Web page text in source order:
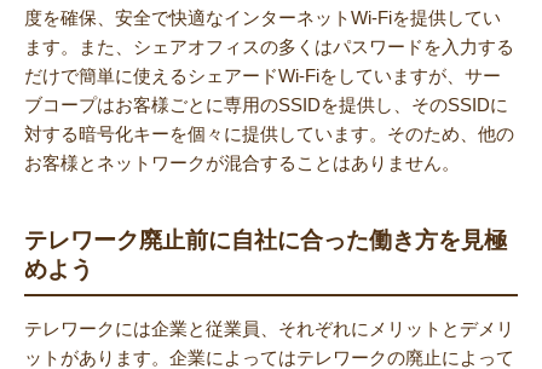
度を確保、安全で快適なインターネットWi-Fiを提供してい
ます。また、シェアオフィスの多くはパスワードを入力する
だけで簡単に使えるシェアードWi-Fiをしていますが、サー
ブコープはお客様ごとに専用のSSIDを提供し、そのSSIDに
対する暗号化キーを個々に提供しています。そのため、他の
お客様とネットワークが混合することはありません。
テレワーク廃止前に自社に合った働き方を見極
めよう
テレワークには企業と従業員、それぞれにメリットとデメリ
ットがあります。企業によってはテレワークの廃止によって